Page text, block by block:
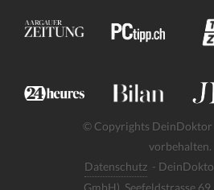
© Copyrights DeinDoktor
vorbehalten.
Datenschutz -